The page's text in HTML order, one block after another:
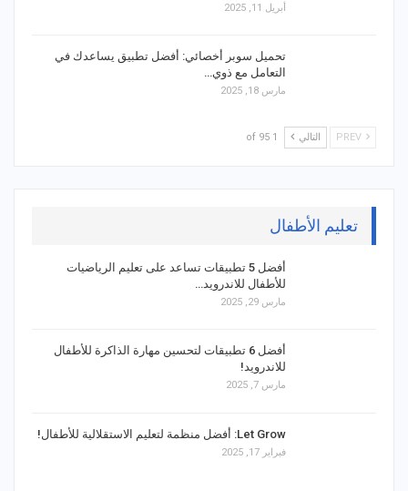
أبريل 11, 2025
تحميل سوبر أخصائي: أفضل تطبيق يساعدك في
التعامل مع ذوي…
مارس 18, 2025
التالي 1 of 95
تعليم الأطفال
أفضل 5 تطبيقات تساعد على تعليم الرياضيات
للأطفال للاندرويد…
مارس 29, 2025
أفضل 6 تطبيقات لتحسين مهارة الذاكرة للأطفال
للاندرويد!
مارس 7, 2025
Let Grow: أفضل منظمة لتعليم الاستقلالية للأطفال!
فبراير 17, 2025